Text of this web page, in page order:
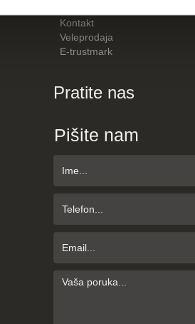
Kontakt
Veleprodaja
E-trustmark
Pratite nas
Pišite nam